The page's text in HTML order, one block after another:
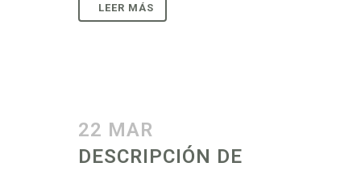
22 MAR
DESCRIPCIÓN DE